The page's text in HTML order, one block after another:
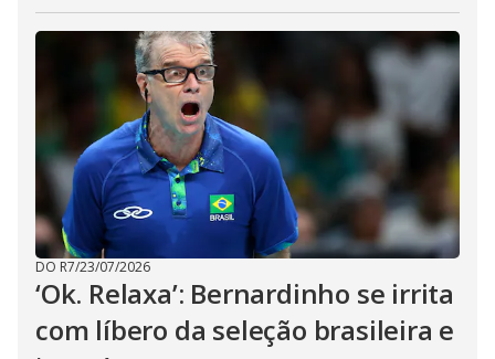
DO R7/23/07/2026
‘Ok. Relaxa’: Bernardinho se irrita
com líbero da seleção brasileira e